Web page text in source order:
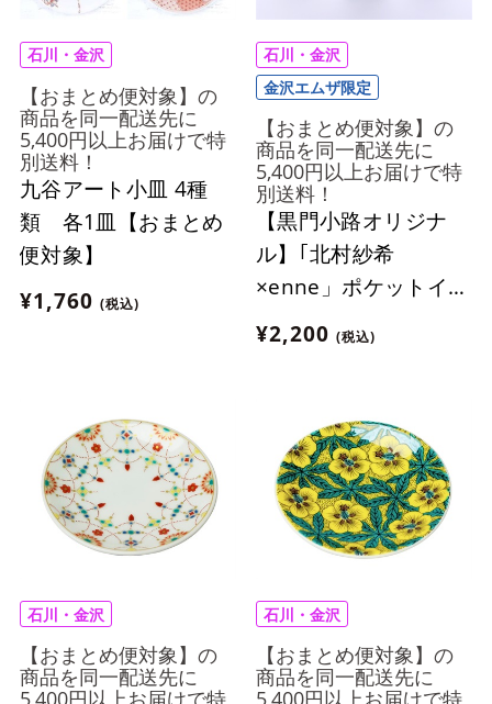
石川・金沢
【おまとめ便対象】の
商品を同一配送先に
5,400円以上お届けで特
別送料！
九谷アート小皿 4種
類 各1皿【おまとめ
便対象】
¥1,760 (税込)
石川・金沢
金沢エムザ限定
【おまとめ便対象】の
商品を同一配送先に
5,400円以上お届けで特
別送料！
【黒門小路オリジナ
ル】｢北村紗希
×enne」ポケットイン
ボトル【おまとめ便対
象】
¥2,200 (税込)
石川・金沢
【おまとめ便対象】の
商品を同一配送先に
5,400円以上お届けで特
石川・金沢
【おまとめ便対象】の
商品を同一配送先に
5,400円以上お届けで特